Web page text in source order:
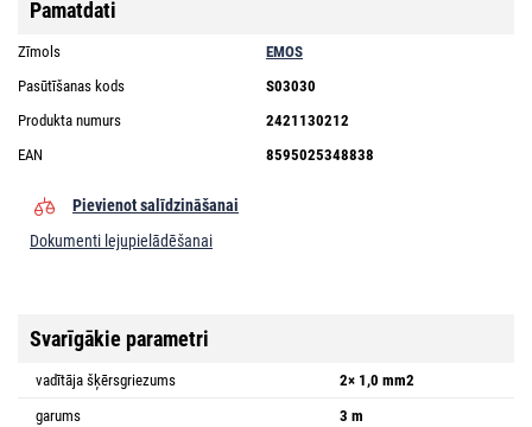
Pamatdati
Zīmols
EMOS
Pasūtīšanas kods
S03030
Produkta numurs
2421130212
EAN
8595025348838
Pievienot salīdzināšanai
Dokumenti lejupielādēšanai
Svarīgākie parametri
vadītāja šķērsgriezums
2× 1,0 mm2
garums
3 m